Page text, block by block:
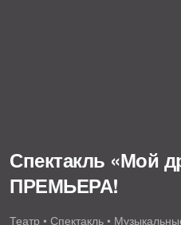
Спектакль «Мой
ПРЕМЬЕРА!
Театр • Спектакль •